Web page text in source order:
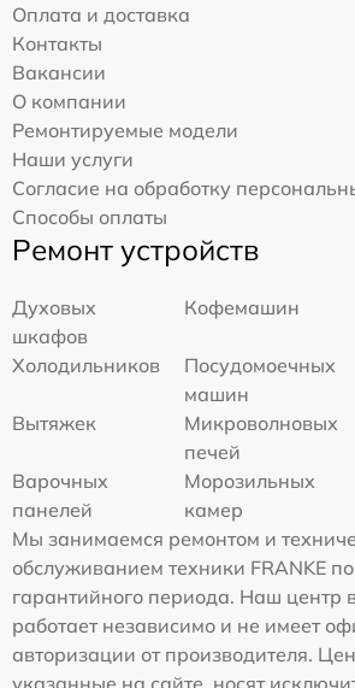
Оплата и доставка
Контакты
Вакансии
О компании
Ремонтируемые модели
Наши услуги
Согласие на обработку
Способы оплаты
Ремонт устройств
Духовых
шкафов
Кофемашин
Холодильников
Посудомоечных
машин
Вытяжек
Микроволновых
печей
Варочных
панелей
Морозильных
камер
Мы занимаемся ремонтом и
обслуживанием техники FRANKE
гарантийного периода. Наш центр
работает независимо и не имеет
авторизации от производителя.
указанные на сайте, носят